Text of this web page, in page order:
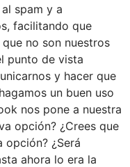
spam y a
facilitando que
no son nuestros
punto de vista
y hacer que
un buen uso
nos pone a nuestra
opción? ¿Crees que
opción? ¿Será
ahora lo era la